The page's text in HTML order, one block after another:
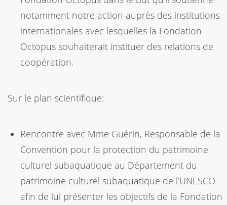
notamment notre action auprès des institutions
internationales avec lesquelles la Fondation
Octopus souhaiterait instituer des relations de
coopération.
Sur le plan scientifique:
Rencontre avec Mme Guérin, Responsable de la
Convention pour la protection du patrimoine
culturel subaquatique au Département du
patrimoine culturel subaquatique de l’UNESCO
afin de lui présenter les objectifs de la Fondation